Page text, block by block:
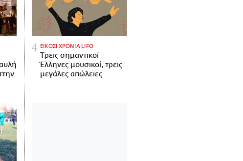
ΕΙΚΟΣΙ ΧΡΟΝΙΑ LIFO
Tρεις σημαντικοί
Έλληνες μουσικοί, τρεις
μεγάλες απώλειες